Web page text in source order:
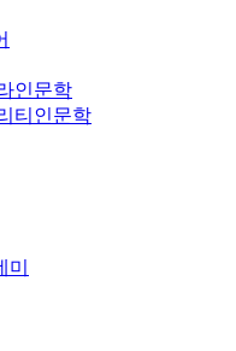
인문학
티인문학